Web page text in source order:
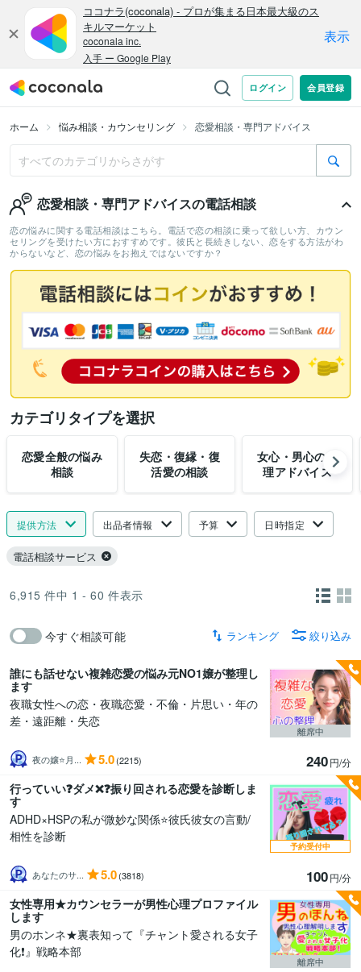
ホーム 悩み相談・カウンセリング 恋愛相談・専門アドバイス
恋愛相談・専門アドバイスの電話相談
恋の悩みに関する電話相談はこちら。電話で恋の相談に乗って欲しい方、カウン
セリングを受けたい方におすすめです。彼氏と長続きしない、恋をする方法がわ
からないなど、恋の悩みをお抱えではないですか？
カテゴリタイプを選択
恋愛全般の悩み
相談
失恋・復縁・復
活愛の相談
女心・男心の心
理アドバイス
提供方法 出品者情報 予算 日時指定
電話相談サービス
6,915 件中 1 - 60 件表示
今すぐ相談可能 ランキング 絞り込み
誰にも話せない複雑恋愛の悩み元NO1嬢が整理し
ます
夜職女性への恋・夜職恋愛・不倫・片思い・年の
差・遠距離・失恋
夜の嬢⭐月... 5.0(2215) 240円/分
離席中
行っていい❓ダメ❌❓振り回される恋愛を診断しま
す
ADHD×HSPの私が微妙な関係⭐彼氏彼女の言動/
相性を診断
あなたのサ... 5.0(3818) 100円/分
予約受付中
女性専用★カウンセラーが男性心理プロファイル
します
男のホンネ★裏表知って『チャント愛される女子
化❗️』戦略本部
離席中